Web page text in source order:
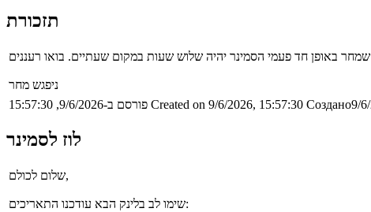
תזכורת
ניפגש מחר
פורסם ב-9/6/2026, 15:57:30 Created on 9/6/2026, 15:57:30 Создано9/
לוז לסמינר
שלום לכולם,
שימו לב בלינק הבא עודכנו התאריכים: